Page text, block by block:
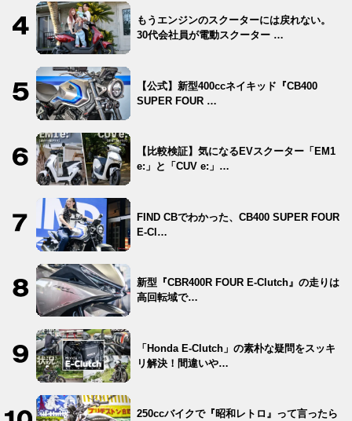
もうエンジンのスクーターには戻れない。
30代会社員が電動スクーター …
【公式】新型400ccネイキッド『CB400
SUPER FOUR …
【比較検証】気になるEVスクーター「EM1
e:」と「CUV e:」…
FIND CBでわかった、CB400 SUPER FOUR
E-Cl…
新型『CBR400R FOUR E-Clutch』の走りは
高回転域で…
「Honda E-Clutch」の素朴な疑問をスッキ
リ解決！間違いや…
250ccバイクで『昭和レトロ』って言ったら